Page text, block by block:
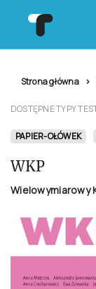
Strona główna
DOSTĘPNE TYPY
PAPIER-OŁÓWEK
WKP
Wielowymiarowy